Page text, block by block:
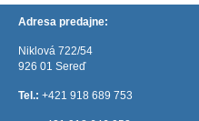
Adresa predajne:
Niklová 722/54
926 01 Sereď
Tel.: +421 918 689 753